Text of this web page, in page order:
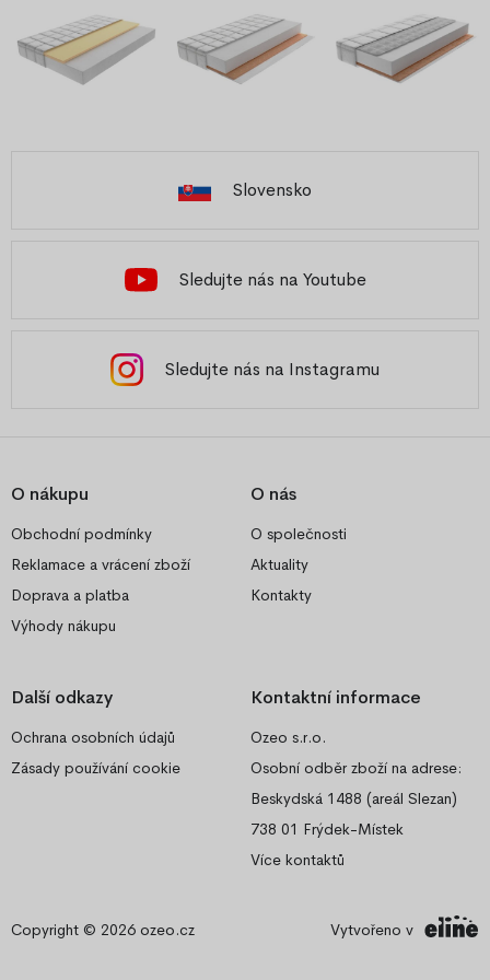
Slovensko
Sledujte nás na Youtube
Sledujte nás na Instagramu
O nákupu
Obchodní podmínky
Reklamace a vrácení zboží
Doprava a platba
Výhody nákupu
O nás
O společnosti
Aktuality
Kontakty
Další odkazy
Ochrana osobních údajů
Zásady používání cookie
Kontaktní informace
Ozeo s.r.o.
Osobní odběr zboží na adrese:
Beskydská 1488 (areál Slezan)
738 01 Frýdek-Místek
Více kontaktů
Copyright © 2026 ozeo.cz Vytvořeno v